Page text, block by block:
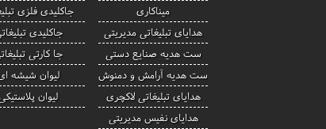
میناکاری
هدایای تبلیغاتی مدیریتی
ست هدیه صنایع دستی
ست هدیه آرامش و دمنوش
هدایای تبلیغاتی لاکچری
هدایای نفیس مدیریتی
جاکلیدی فلزی
جاکلیدی
جا کارتی
لیوان شیشه
لیوان پلاستیکی